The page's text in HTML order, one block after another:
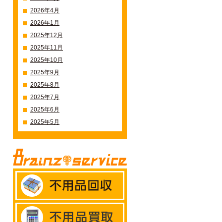
2026年4月
2026年1月
2025年12月
2025年11月
2025年10月
2025年9月
2025年8月
2025年7月
2025年6月
2025年5月